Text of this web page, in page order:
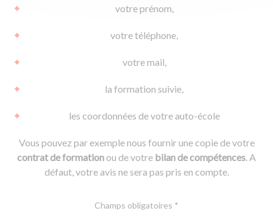
votre prénom,
votre téléphone,
votre mail,
la formation suivie,
les coordonnées de votre auto-école
Vous pouvez par exemple nous fournir une copie de votre
contrat de formationou de votre bilan de compétences. A
défaut, votre avis ne sera pas pris en compte.
Champs obligatoires *